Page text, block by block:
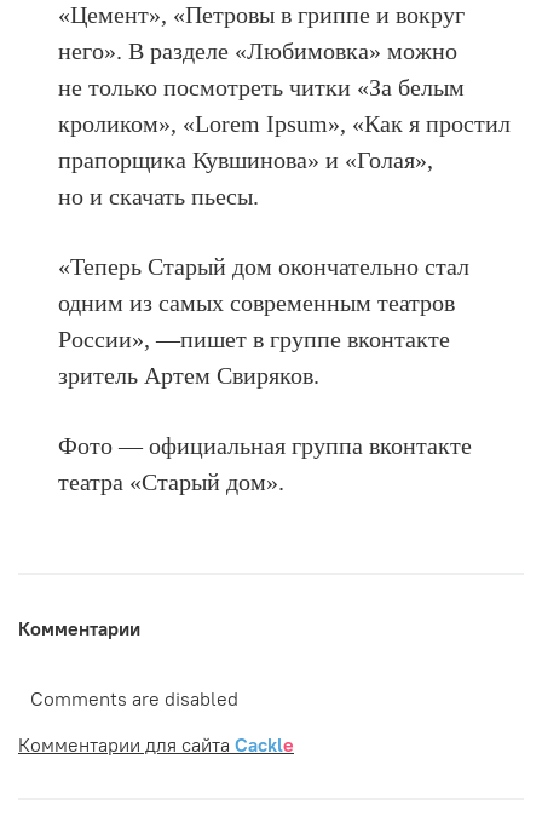
«Цемент», «Петровы в гриппе и вокруг
него». В разделе «Любимовка» можно
не только посмотреть читки «За белым
кроликом», «Lorem Ipsum», «Как я простил
прапорщика Кувшинова» и «Голая»,
но и скачать пьесы.
«Теперь Старый дом окончательно стал
одним из самых современным театров
России», —пишет в группе вконтакте
зритель Артем Свиряков.
Фото — официальная группа вконтакте
театра «Старый дом».
Комментарии
Comments are disabled
Комментарии для сайта Cackle